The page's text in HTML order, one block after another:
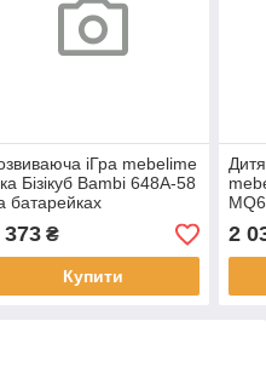
іГра mebelime
Бізікуб Bambi 648A-58
батарейках
373₴
Купити
2